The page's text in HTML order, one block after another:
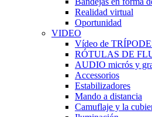
Realidad virtual
Oportunidad
VIDEO
Vídeo de
RÓTULAS DE
AUDIO micrós y
Accessorios
Estabilizadores
Mando a distancia
Camuflaje y la